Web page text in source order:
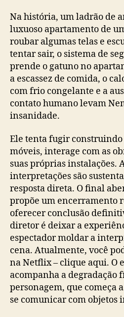
Na história, um ladrão de
luxuoso apartamento de
roubar algumas telas e
tentar sair, o sistema de
prende o gatuno no
a escassez de comida, o
com frio congelante e a
contato humano levam
insanidade.
Ele tenta fugir
móveis, interage com as
suas próprias instalações.
interpretações são
resposta direta. O final
propõe um encerramento
oferecer conclusão
diretor é deixar a
espectador moldar a
cena. Atualmente, você
na Netflix – clique aqui. O
acompanha a degradação
personagem, que começa
se comunicar com objetos